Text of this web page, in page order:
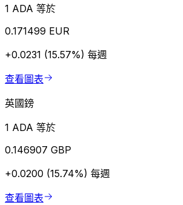
1 ADA 等於
0.171499 EUR
+0.0231 (15.57%) 每週
查看圖表
英國鎊
1 ADA 等於
0.146907 GBP
+0.0200 (15.74%) 每週
查看圖表